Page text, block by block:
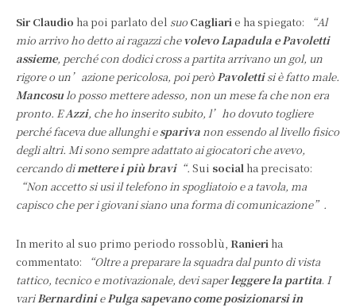
Sir Claudio ha poi parlato del suo Cagliarie ha spiegato: “Al
mio arrivo ho detto ai ragazzi chevolevo Lapadula e Pavoletti
assieme, perché con dodici cross a partita arrivano un gol, un
rigore o un’azione pericolosa, poi peròPavolettisi è fatto male.
Mancosulo posso mettere adesso, non un mese fa che non era
pronto. EAzzi, che ho inserito subito, l’ho dovuto togliere
perché faceva due allunghi esparivanon essendo al livello fisico
degli altri. Mi sono sempre adattato ai giocatori che avevo,
cercando dimettere i più bravi“. Sui social ha precisato:
“Non accetto si usi il telefono in spogliatoio e a tavola, ma
capisco che per i giovani siano una forma di comunicazione”.
In merito al suo primo periodo rossoblù, Ranieri ha
commentato:
“Oltre a preparare la squadra dal punto di vista
tattico, tecnico e motivazionale, devi saperleggere la partita. I
variBernardiniePulga sapevano come posizionarsi in